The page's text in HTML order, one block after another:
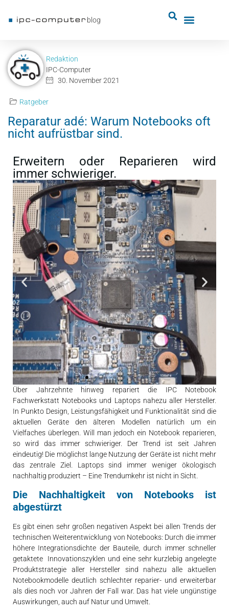
blog
Redaktion
IPC-Computer
30. November 2021
Ratgeber
Reparatur adé: Warum Notebooks oft
nicht aufrüstbar sind.
Erweitern oder Reparieren wird
immer schwieriger.
Strombuchse einfach
tauschen
Strombuchsen mit Kabel ermöglichen
den einfachen Austausch oder
Reparatur bei Defekt.
Über Jahrzehnte hinweg repariert die IPC Notebook
Fachwerkstatt Notebooks und Laptops nahezu aller Hersteller.
In Punkto Design, Leistungsfähigkeit und Funktionalität sind die
aktuellen Geräte den älteren Modellen natürlich um ein
Vielfaches überlegen. Will man jedoch ein Notebook reparieren,
so wird das immer schwieriger. Der Trend ist seit Jahren
eindeutig! Die möglichst lange Nutzung der Geräte ist nicht mehr
das zentrale Ziel. Laptops sind immer weniger ökologisch
nachhaltig produziert – Eine Trendumkehr ist nicht in Sicht.
Die Nachhaltigkeit von Notebooks ist
abgestürzt
Es gibt einen sehr großen negativen Aspekt bei allen Trends der
technischen Weiterentwicklung von Notebooks: Durch die immer
höhere Integrationsdichte der Bauteile, durch immer schneller
getaktete Innovationszyklen und eine sehr kurzlebig angelegte
Produktstrategie aller Hersteller sind nahezu alle aktuellen
Notebookmodelle deutlich schlechter reparier- und erweiterbar
als dies noch vor Jahren der Fall war. Das hat viele ungünstige
Auswirkungen, auch auf Natur und Umwelt.